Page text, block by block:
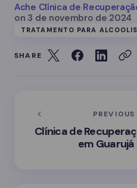
Ache Clínica de
on 3 de novembro de 2024
TRATAMENTO PARA
SHARE
Clínica de
em Guarujá